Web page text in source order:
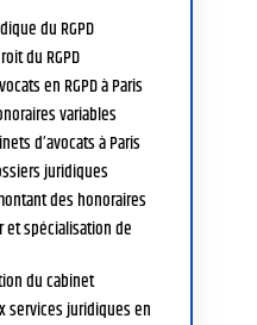
du RGPD
du RGPD
en RGPD à Paris
variables
d’avocats à Paris
juridiques
des honoraires
et spécialisation de
du cabinet
services juridiques en